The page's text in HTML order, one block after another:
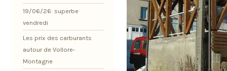
19/06/26: superbe
vendredi
Les prix des carburants
autour de Vollore-
Montagne